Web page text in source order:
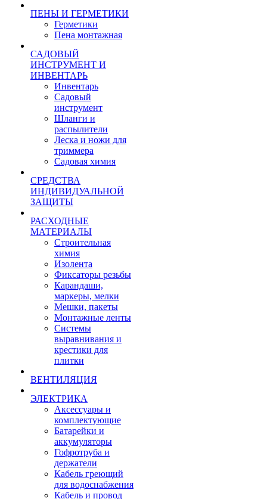
ПЕНЫ И ГЕРМЕТИКИ
Герметики
Пена монтажная
САДОВЫЙ
ИНСТРУМЕНТ И
ИНВЕНТАРЬ
Инвентарь
Садовый
инструмент
Шланги и
распылители
Леска и ножи для
триммера
Садовая химия
СРЕДСТВА
ИНДИВИДУАЛЬНОЙ
ЗАЩИТЫ
РАСХОДНЫЕ
МАТЕРИАЛЫ
Строительная
химия
Изолента
Фиксаторы резьбы
Карандаши,
маркеры, мелки
Мешки, пакеты
Монтажные ленты
Системы
выравнивания и
крестики для
плитки
ВЕНТИЛЯЦИЯ
ЭЛЕКТРИКА
Аксессуары и
комплектующие
Батарейки и
аккумуляторы
Гофротруба и
держатели
Кабель греющий
для водоснабжения
Кабель и провод